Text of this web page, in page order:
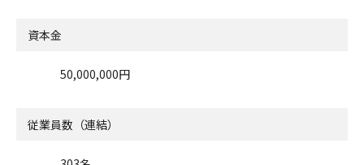
資本金
50,000,000円
従業員数（連結）